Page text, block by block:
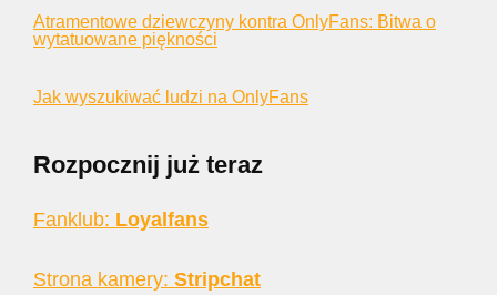
Atramentowe dziewczyny kontra OnlyFans: Bitwa o
wytatuowane piękności
Jak wyszukiwać ludzi na OnlyFans
Rozpocznij już teraz
Fanklub: Loyalfans
Strona kamery: Stripchat